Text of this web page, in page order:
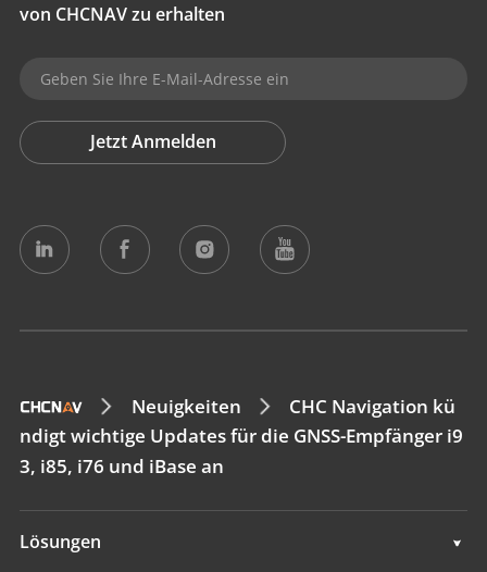
von CHCNAV zu erhalten
Jetzt Anmelden
Neuigkeiten
CHC Navigation kü
ndigt wichtige Updates für die GNSS-Empfänger i9
3, i85, i76 und iBase an
Lösungen